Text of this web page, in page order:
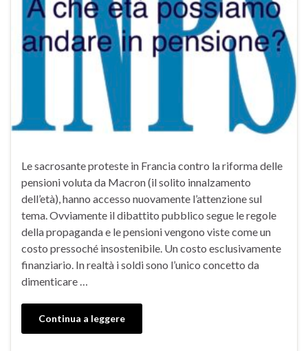
Le sacrosante proteste in Francia contro la riforma delle
pensioni voluta da Macron (il solito innalzamento
dell’età), hanno accesso nuovamente l’attenzione sul
tema. Ovviamente il dibattito pubblico segue le regole
della propaganda e le pensioni vengono viste come un
costo pressoché insostenibile. Un costo esclusivamente
finanziario. In realtà i soldi sono l’unico concetto da
dimenticare …
Continua a leggere